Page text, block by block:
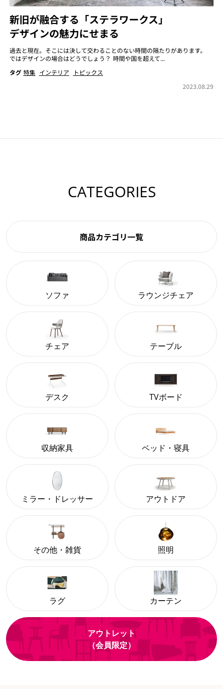
新旧が融合する「ステラワークス」
デザインの魅力にせまる
過去と現在。そこには決して交わることのない時間の隔たりがあります。
ではデザインの場合はどうでしょう？ 時間や国を超えて...
タグ 特集 インテリア
トピックス
2023.08.29
CATEGORIES
商品カテゴリ一覧
ソファ ラウンジチェア
チェア テーブル
デスク TVボード
収納家具 ベッド・寝具
ミラー・ドレッサー アウトドア
その他・雑貨 照明
ラグ カーテン
アウトレット
（会員限定）